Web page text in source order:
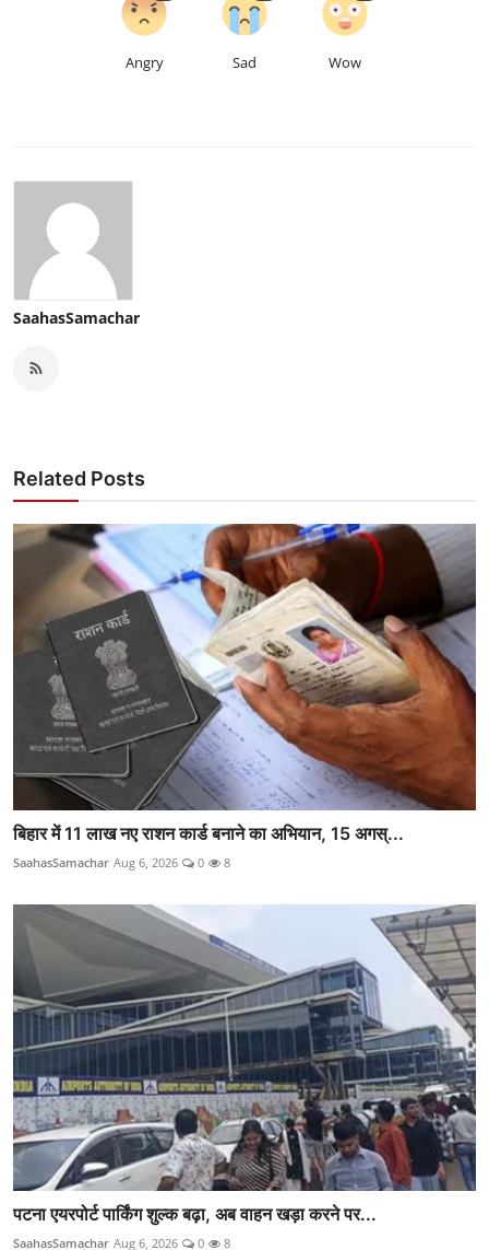
Angry Sad Wow
SaahasSamachar
Related Posts
बिहार में 11 लाख नए राशन कार्ड बनाने का अभियान, 15 अगस्...
SaahasSamachar Aug 6, 2026 0 8
पटना एयरपोर्ट पार्किंग शुल्क बढ़ा, अब वाहन खड़ा करने पर...
SaahasSamachar Aug 6, 2026 0 8